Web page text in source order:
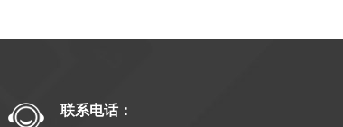
联系电话：